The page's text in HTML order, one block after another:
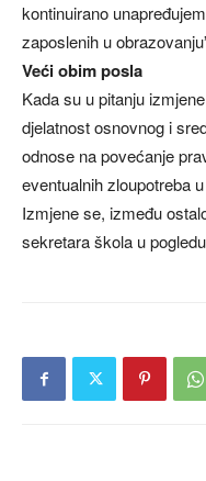
kontinuirano
zaposlenih u
Veći obim posla
Kada su u pitanju
djelatnost osnovnog i
odnose na povećanje
eventualnih zloupotreba
Izmjene se, između
sekretara škola u